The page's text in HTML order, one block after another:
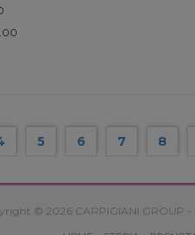
5 6 7 8
© 2026 CARPIGIANI GROUP -